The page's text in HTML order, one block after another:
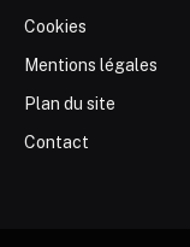
Cookies
Mentions légales
Plan du site
Contact